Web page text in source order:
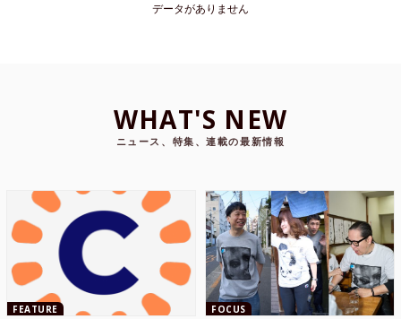
データがありません
WHAT'S NEW
ニュース、特集、連載の最新情報
FEATURE FOCUS